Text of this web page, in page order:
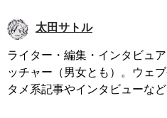
太田サトル
ライター・編集・インタビュ
ッチャー（男女とも）。ウェ
タメ系記事やインタビューなど